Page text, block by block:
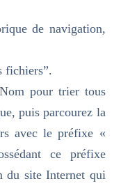
de navigation,
fichiers”.
pour trier tous
puis parcourez la
avec le préfixe «
ce préfixe
du site Internet qui